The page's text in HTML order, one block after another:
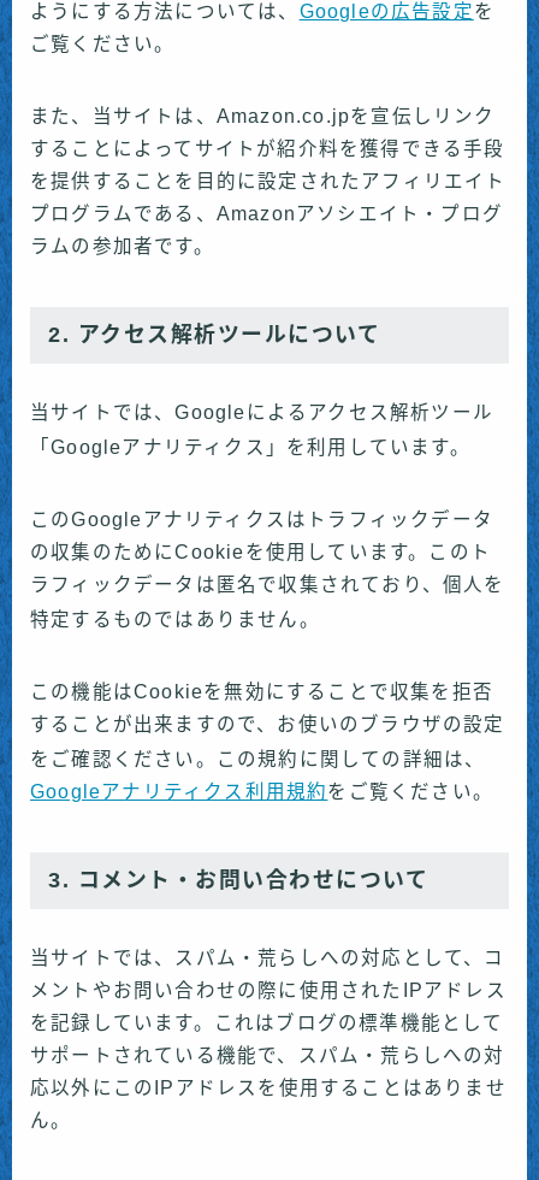
ようにする方法については、 Googleの広告設定を
ご覧ください。
また、当サイトは、Amazon.co.jpを宣伝しリンク
することによってサイトが紹介料を獲得できる手段
を提供することを目的に設定されたアフィリエイト
プログラムである、Amazonアソシエイト・プログ
ラムの参加者です。
2. アクセス解析ツールについて
当サイトでは、Googleによるアクセス解析ツール
「Googleアナリティクス」を利用しています。
このGoogleアナリティクスはトラフィックデータ
の収集のためにCookieを使用しています。このト
ラフィックデータは匿名で収集されており、個人を
特定するものではありません。
この機能はCookieを無効にすることで収集を拒否
することが出来ますので、お使いのブラウザの設定
をご確認ください。この規約に関して の詳細は、
Googleアナリティクス利用規約をご覧ください。
3. コメント・お問い合わせについて
当サイトでは、スパム・荒らしへの対応として、コ
メントやお問い合わせの際に使用されたIPアドレス
を記録しています。これはブログの標準機能として
サポートされている機能で、スパム・荒らしへの対
応以外にこのIPアドレスを使用することはありませ
ん。